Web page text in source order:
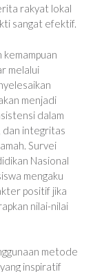
rakyat lokal
sangat efektif.
kemampuan
melalui
menjadi
dalam
dan integritas
Survei
Nasional
mengaku
positif jika
nilai-nilai
metode
inspiratif